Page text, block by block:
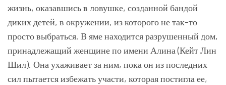
жизнь, оказавшись в ловушке, созданной бандой
диких детей, в окружении, из которого не так-то
просто выбраться. В яме находится разрушенный дом,
принадлежащий женщине по имени Алина (Кейт Лин
Шил). Она ухаживает за ним, пока он из последних
сил пытается избежать участи, которая постигла ее,